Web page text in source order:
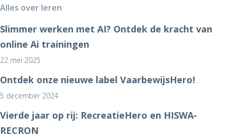
Alles over leren
Slimmer werken met AI? Ontdek de kracht van
online Ai trainingen
22 mei 2025
Ontdek onze nieuwe label VaarbewijsHero!
5 december 2024
Vierde jaar op rij: RecreatieHero en HISWA-
RECRON